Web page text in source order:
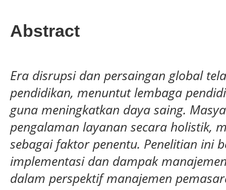
Abstract
Era disrupsi dan persaingan global
pendidikan, menuntut lembaga
guna meningkatkan daya saing.
pengalaman layanan secara holistik,
sebagai faktor penentu. Penelitian ini
implementasi dan dampak
dalam perspektif manajemen